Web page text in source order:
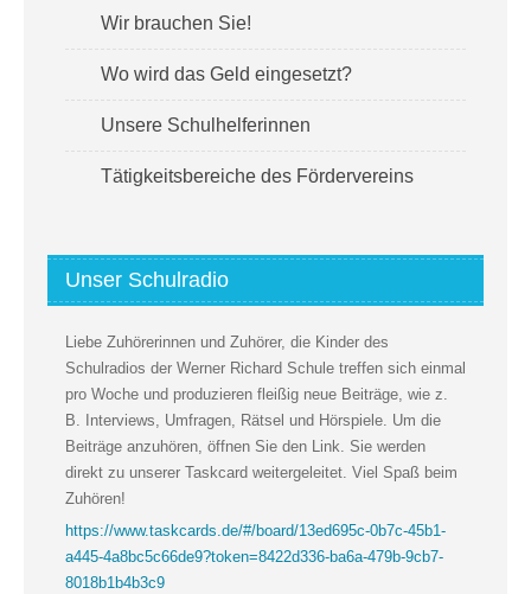
Wir brauchen Sie!
Wo wird das Geld eingesetzt?
Unsere Schulhelferinnen
Tätigkeitsbereiche des Fördervereins
Unser Schulradio
Liebe Zuhörerinnen und Zuhörer, die Kinder des
Schulradios der Werner Richard Schule treffen sich einmal
pro Woche und produzieren fleißig neue Beiträge, wie z.
B. Interviews, Umfragen, Rätsel und Hörspiele. Um die
Beiträge anzuhören, öffnen Sie den Link. Sie werden
direkt zu unserer Taskcard weitergeleitet. Viel Spaß beim
Zuhören!
https://www.taskcards.de/#/board/13ed695c-0b7c-45b1-
a445-4a8bc5c66de9?token=8422d336-ba6a-479b-9cb7-
8018b1b4b3c9